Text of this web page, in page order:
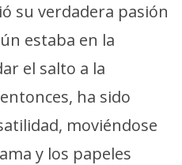
su verdadera pasión
estaba en la
el salto a la
ha sido
moviéndose
y los papeles